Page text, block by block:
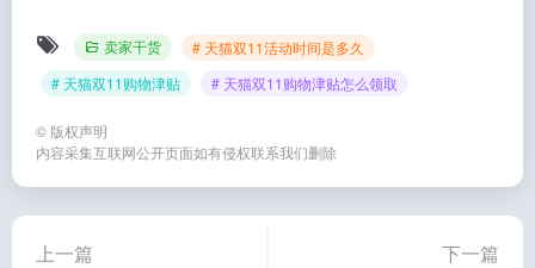
卖家干货
# 天猫双11活动时间是多久
# 天猫双11购物津贴
# 天猫双11购物津贴怎么领取
© 版权声明
内容采集互联网公开页面如有侵权联系我们删除
上一篇 下一篇